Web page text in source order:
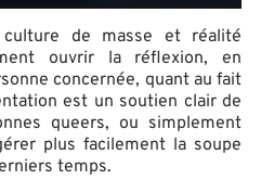
de masse et réalité
ouvrir la réflexion, en
concernée, quant au fait
est un soutien clair de
queers, ou simplement
plus facilement la soupe
temps.